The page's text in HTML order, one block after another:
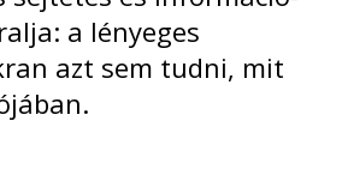
a lényeges
azt sem tudni, mit